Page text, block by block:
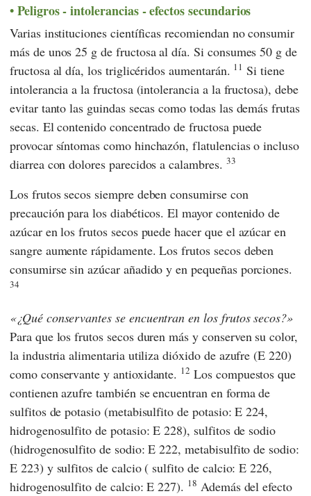
Peligros - intolerancias - efectos secundarios
Varias instituciones científicas recomiendan no consumir
más de unos 25 g de fructosa al día. Si consumes 50 g de
fructosa al día, los triglicéridos aumentarán. 11 Si tiene
intolerancia a la fructosa (intolerancia a la fructosa), debe
evitar tanto las guindas secas como todas las demás frutas
secas. El contenido concentrado de fructosa puede
provocar síntomas como hinchazón, flatulencias o incluso
diarrea con dolores parecidos a calambres. 33
Los frutos secos siempre deben consumirse con
precaución para los diabéticos. El mayor contenido de
azúcar en los frutos secos puede hacer que el azúcar en
sangre aumente rápidamente. Los frutos secos deben
consumirse sin azúcar añadido y en pequeñas porciones.
34
¿Qué conservantes se encuentran en los frutos secos?
Para que los frutos secos duren más y conserven su color,
la industria alimentaria utiliza dióxido de azufre (E 220)
como conservante y antioxidante. 12 Los compuestos que
contienen azufre también se encuentran en forma de
sulfitos de potasio (metabisulfito de potasio: E 224,
hidrogenosulfito de potasio: E 228), sulfitos de sodio
(hidrogenosulfito de sodio: E 222, metabisulfito de sodio:
E 223) y sulfitos de calcio ( sulfito de calcio: E 226,
hidrogenosulfito de calcio: E 227). 18 Además del efecto